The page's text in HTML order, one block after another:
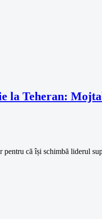
la Teheran:
pentru că își schimbă liderul